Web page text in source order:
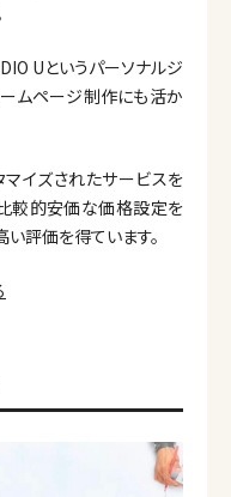
Uというパーソナルジ
ームページ制作にも活か
イズされたサービスを
較的安価な価格設定を
い評価を得ています。